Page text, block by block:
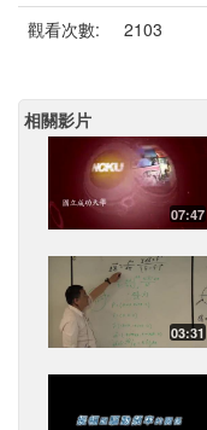
觀看次數:
2103
相關影片
07:47
03:31